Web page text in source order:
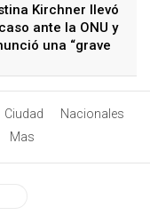
Kirchner llevó
ante la ONU y
una “grave
Ciudad
Nacionales
Mas